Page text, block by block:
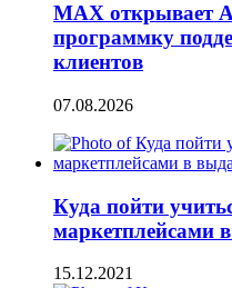
MAX открывает
программку
клиентов
07.08.2026
Куда пойти
маркетплейсами
15.12.2021